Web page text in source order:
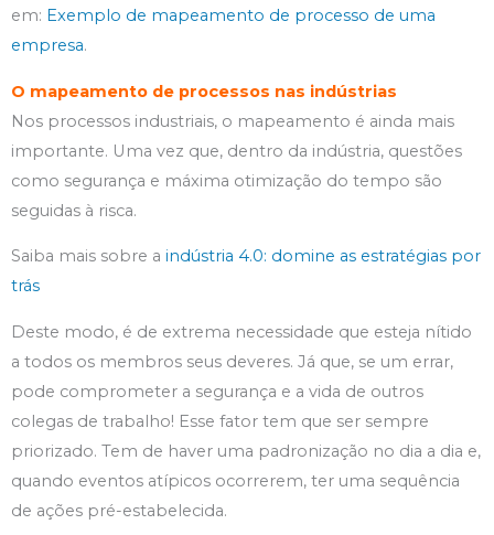
em: Exemplo de mapeamento de processo de uma
empresa.
O mapeamento de processos nas indústrias
Nos processos industriais, o mapeamento é ainda mais
importante. Uma vez que, dentro da indústria, questões
como segurança e máxima otimização do tempo são
seguidas à risca.
Saiba mais sobre a indústria 4.0: domine as estratégias por
trás
Deste modo, é de extrema necessidade que esteja nítido
a todos os membros seus deveres. Já que, se um errar,
pode comprometer a segurança e a vida de outros
colegas de trabalho! Esse fator tem que ser sempre
priorizado. Tem de haver uma padronização no dia a dia e,
quando eventos atípicos ocorrerem, ter uma sequência
de ações pré-estabelecida.